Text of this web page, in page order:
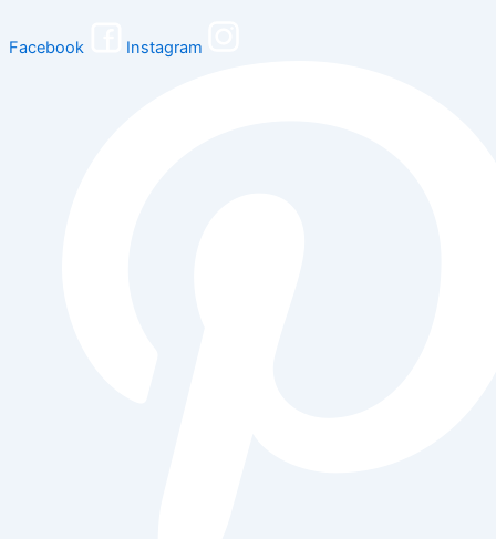
Facebook Instagram